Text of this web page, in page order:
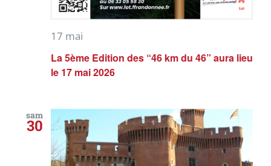
La 5ème Edition des “46 km du 46” aura lieu
le 17 mai 2026
17 mai
sam
30